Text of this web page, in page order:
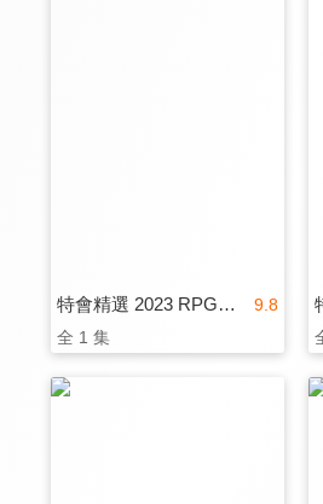
9.8
特會精選 2023 RPG為國復興禱告會
全 1 集